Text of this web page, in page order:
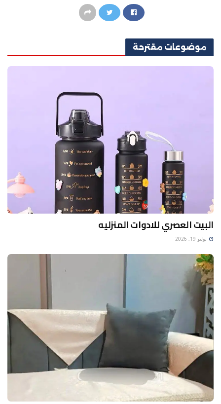
موضوعات مقترحة
البيت العصري للادوات المنزليه
يوليو 19, 2026